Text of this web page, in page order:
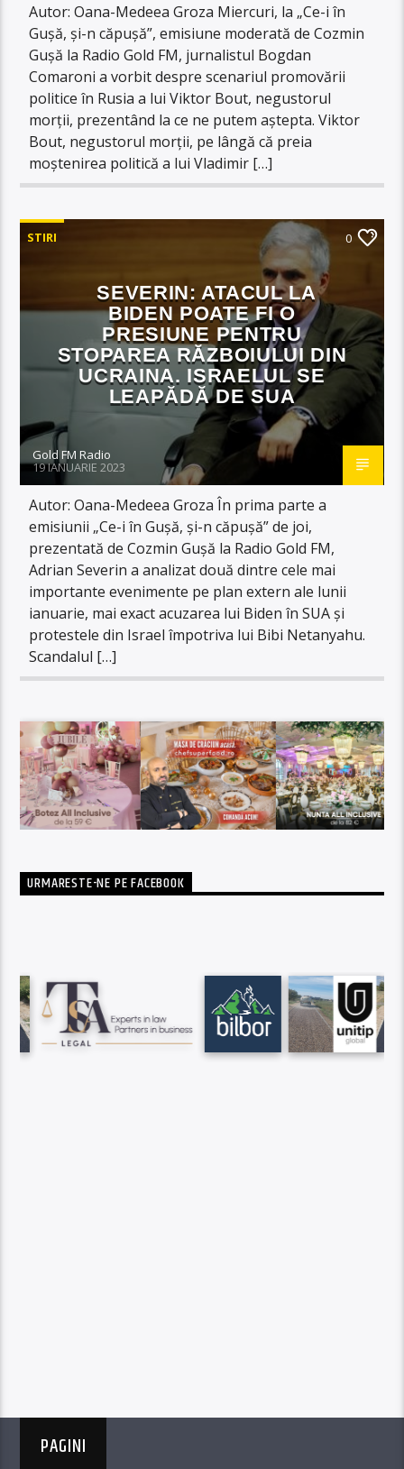
Autor: Oana-Medeea Groza Miercuri, la „Ce-i în
Gușă, și-n căpușă”, emisiune moderată de Cozmin
Gușă la Radio Gold FM, jurnalistul Bogdan
Comaroni a vorbit despre scenariul promovării
politice în Rusia a lui Viktor Bout, negustorul
morții, prezentând la ce ne putem aștepta. Viktor
Bout, negustorul morții, pe lângă că preia
moștenirea politică a lui Vladimir […]
STIRI 0
SEVERIN: ATACUL LA
BIDEN POATE FI O
PRESIUNE PENTRU
STOPAREA RĂZBOIULUI DIN
UCRAINA. ISRAELUL SE
LEAPĂDĂ DE SUA
Gold FM Radio
19 IANUARIE 2023
Autor: Oana-Medeea Groza În prima parte a
emisiunii „Ce-i în Gușă, și-n căpușă” de joi,
prezentată de Cozmin Gușă la Radio Gold FM,
Adrian Severin a analizat două dintre cele mai
importante evenimente pe plan extern ale lunii
ianuarie, mai exact acuzarea lui Biden în SUA și
protestele din Israel împotriva lui Bibi Netanyahu.
Scandalul […]
URMARESTE-NE PE FACEBOOK
PAGINI